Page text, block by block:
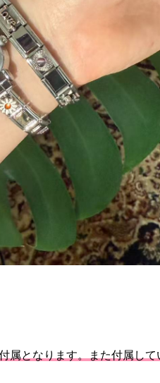
となります。また付属し